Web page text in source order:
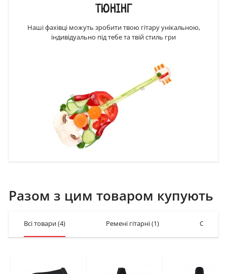
ТЮНІНГ
Наші фахівці можуть зробити твою гітару унікальною,
індивідуально під тебе та твій стиль гри
Разом з цим товаром купують
Всі товари(4) Ремені гітарні(1) Стійки,